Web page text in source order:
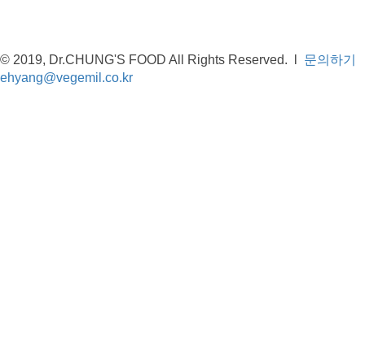
© 2019, Dr.CHUNG'S FOOD All Rights Reserved.
문의하기
ehyang@vegemil.co.kr